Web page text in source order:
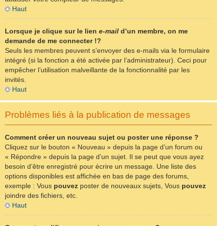
Haut
Lorsque je clique sur le lien e-mail d’un membre, on me
demande de me connecter !?
Seuls les membres peuvent s’envoyer des e-mails via le formulaire
intégré (si la fonction a été activée par l’administrateur). Ceci pour
empêcher l’utilisation malveillante de la fonctionnalité par les
invités.
Haut
Problèmes liés à la publication de messages
Comment créer un nouveau sujet ou poster une réponse ?
Cliquez sur le bouton « Nouveau » depuis la page d’un forum ou
« Répondre » depuis la page d’un sujet. Il se peut que vous ayez
besoin d’être enregistré pour écrire un message. Une liste des
options disponibles est affichée en bas de page des forums,
exemple : Vous pouvez poster de nouveaux sujets, Vous pouvez
joindre des fichiers, etc.
Haut